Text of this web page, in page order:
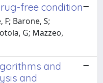
free condition
F; Barone, S;
G; Mazzeo,
and
and